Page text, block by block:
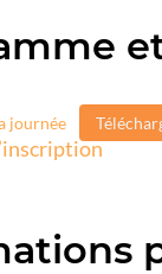
journée